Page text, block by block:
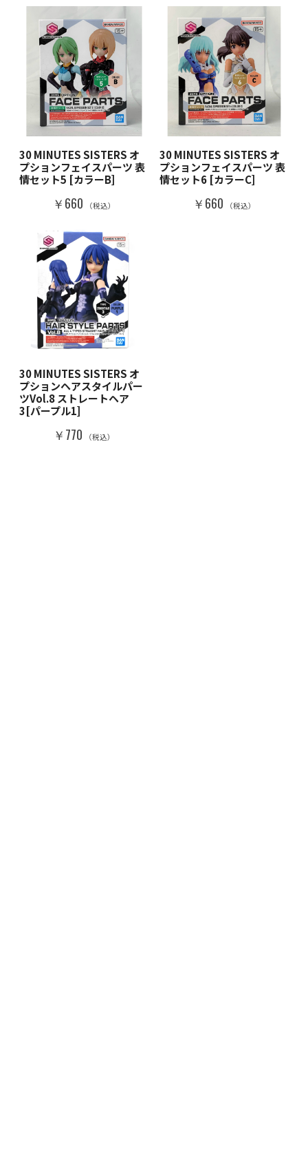
30 MINUTES SISTERS オ
プションフェイスパーツ 表
情セット5 [カラーB]
￥660 （税込）
30 MINUTES SISTERS オ
プションフェイスパーツ 表
情セット6 [カラーC]
￥660 （税込）
30 MINUTES SISTERS オ
プションヘアスタイルパー
ツVol.8 ストレートヘア
3[パープル1]
￥770 （税込）